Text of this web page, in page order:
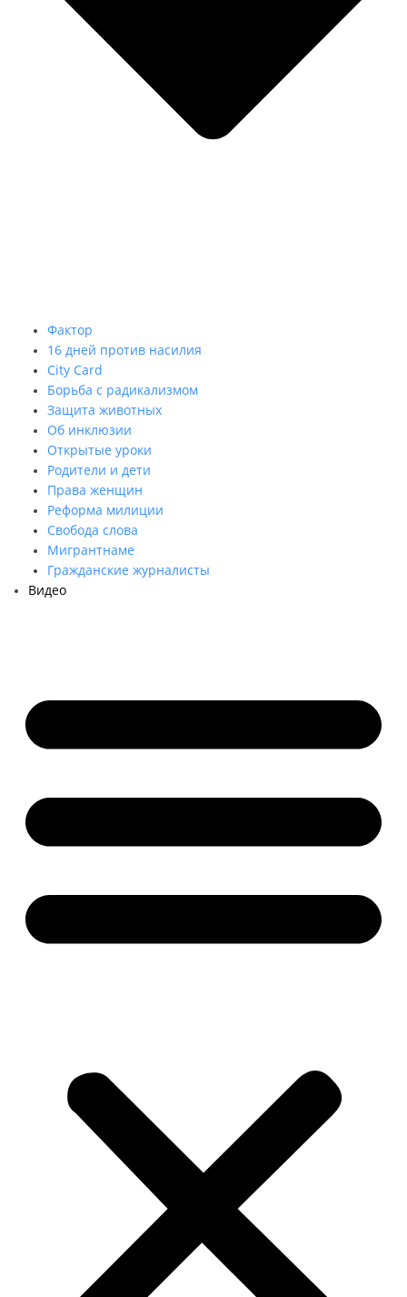
Фактор
16 дней против насилия
City Card
Борьба с радикализмом
Защита животных
Об инклюзии
Открытые уроки
Родители и дети
Права женщин
Реформа милиции
Свобода слова
Мигрантнаме
Гражданские журналисты
Видео